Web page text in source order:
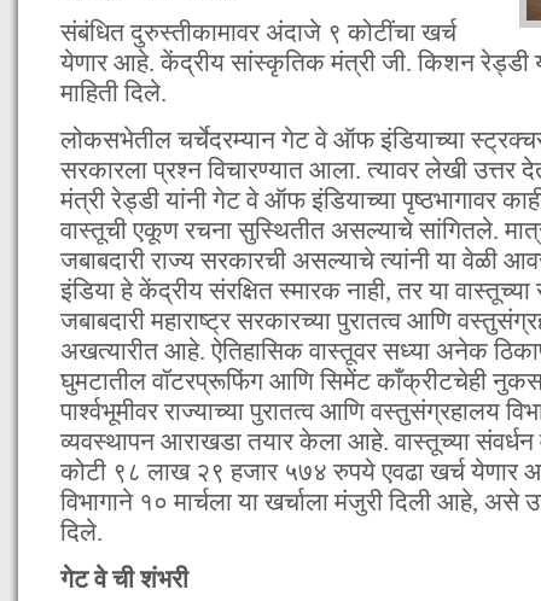
संबंधित दुरुस्तीकामावर अंदाजे ९ कोटींचा खर्च
येणार आहे. केंद्रीय सांस्कृतिक मंत्री जी. किशन रेड्डी
माहिती दिले.
लोकसभेतील चर्चेदरम्यान गेट वे ऑफ इंडियाच्या
सरकारला प्रश्न विचारण्यात आला. त्यावर लेखी उत्तर
मंत्री रेड्डी यांनी गेट वे ऑफ इंडियाच्या पृष्ठभागावर
वास्तूची एकूण रचना सुस्थितीत असल्याचे सांगितले.
जबाबदारी राज्य सरकारची असल्याचे त्यांनी या
इंडिया हे केंद्रीय संरक्षित स्मारक नाही, तर या वास्तूच्या
जबाबदारी महाराष्ट्र सरकारच्या पुरातत्व आणि
अखत्यारीत आहे. ऐतिहासिक वास्तूवर सध्या अनेक
घुमटातील वॉटरप्रूफिंग आणि सिमेंट काँक्रीटचेही
पार्श्वभूमीवर राज्याच्या पुरातत्व आणि वस्तुसंग्रहालय
व्यवस्थापन आराखडा तयार केला आहे. वास्तूच्या
कोटी ९८ लाख २९ हजार ५७४ रुपये एवढा खर्च येणार
विभागाने १० मार्चला या खर्चाला मंजुरी दिली आहे, असे
दिले.
गेट वे ची शंभरी